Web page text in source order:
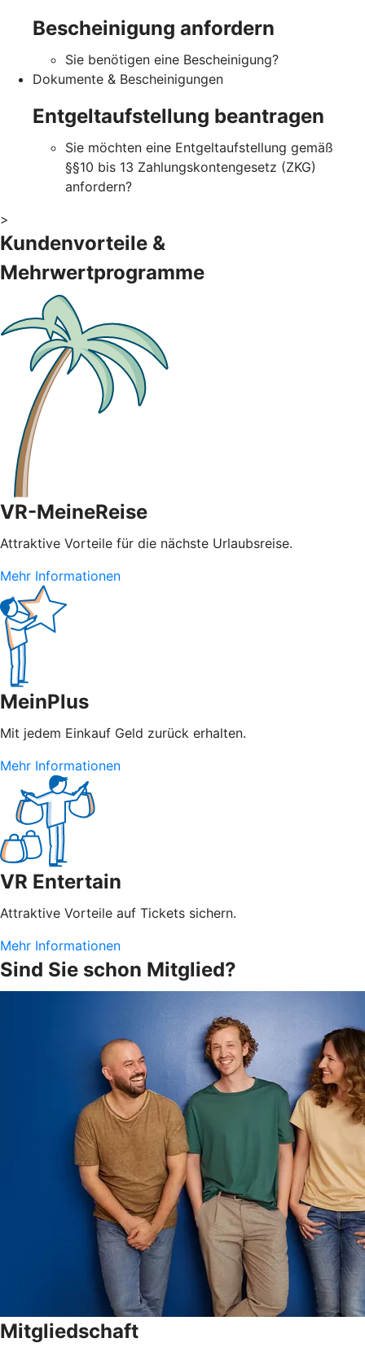
Bescheinigung anfordern
Sie benötigen eine Bescheinigung?
Dokumente & Bescheinigungen
Entgeltaufstellung beantragen
Sie möchten eine Entgeltaufstellung gemäß
§§10 bis 13 Zahlungskontengesetz (ZKG)
anfordern?
>
Kundenvorteile &
Mehrwertprogramme
VR-MeineReise
Attraktive Vorteile für die nächste Urlaubsreise.
Mehr Informationen
MeinPlus
Mit jedem Einkauf Geld zurück erhalten.
Mehr Informationen
VR Entertain
Attraktive Vorteile auf Tickets sichern.
Mehr Informationen
Sind Sie schon Mitglied?
Mitgliedschaft